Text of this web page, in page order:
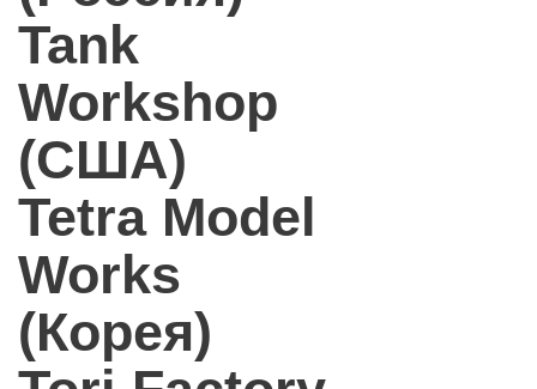
Tank
Workshop
(США)
Tetra Model
Works
(Корея)